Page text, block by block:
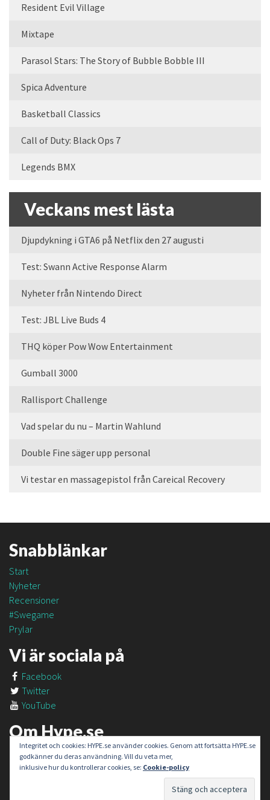
Resident Evil Village
Mixtape
Parasol Stars: The Story of Bubble Bobble III
Spica Adventure
Basketball Classics
Call of Duty: Black Ops 7
Legends BMX
Veckans mest lästa
Djupdykning i GTA6 på Netflix den 27 augusti
Test: Swann Active Response Alarm
Nyheter från Nintendo Direct
Test: JBL Live Buds 4
THQ köper Pow Wow Entertainment
Gumball 3000
Rallisport Challenge
Vad spelar du nu – Martin Wahlund
Double Fine säger upp personal
Vi testar en massagepistol från Careical Recovery
Snabblänkar
Start
Nyheter
Recensioner
#Swegame
Prylar
Vi är sociala på
Facebook
Twitter
YouTube
Om Hype.se
Om oss
Om #SweGame
Integritet och cookies: HYPE.se använder cookies. Genom att fortsätta HYPE.se
godkänner du deras användning. Vill du veta mer,
inklusive hur du kontrollerar cookies, se: Cookie-policy